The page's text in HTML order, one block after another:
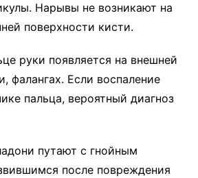
Нарывы не возникают на
поверхности кисти.
руки появляется на внешней
фалангах. Если воспаление
пальца, вероятный диагноз
путают с гнойным
после повреждения